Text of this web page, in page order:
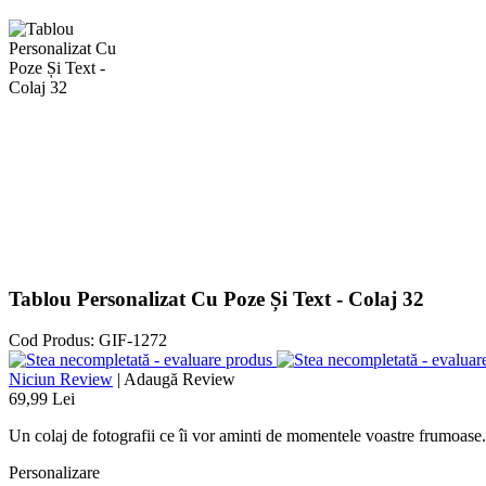
Tablou Personalizat Cu Poze Și Text - Colaj 32
Cod Produs: GIF-1272
Niciun Review | Adaugă Review
69,99 Lei
Un colaj de fotografii ce îi vor aminti de momentele voastre
Personalizare